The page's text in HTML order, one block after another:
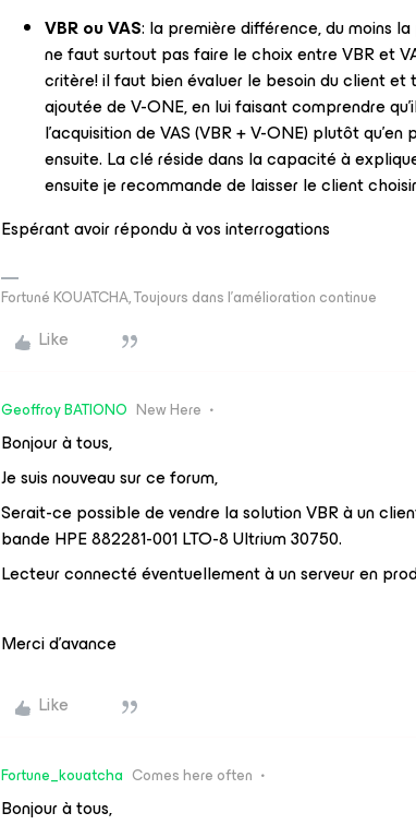
VBR ou VAS: la première différence, du moins
ne faut surtout pas faire le choix entre VBR et
critère! il faut bien évaluer le besoin du client et
ajoutée de V-ONE, en lui faisant comprendre
l’acquisition de VAS (VBR + V-ONE) plutôt
ensuite. La clé réside dans la capacité à
ensuite je recommande de laisser le client
Espérant avoir répondu à vos interrogations
Fortuné KOUATCHA, Toujours dans l'amélioration continue
Like
Geoffroy BATIONO New Here
Bonjour à tous,
Je suis nouveau sur ce forum,
Serait-ce possible de vendre la solution VBR à un
bande HPE 882281-001 LTO-8 Ultrium 30750.
Lecteur connecté éventuellement à un serveur en
Merci d’avance
Like
Fortune_kouatcha Comes here often
Bonjour à tous,